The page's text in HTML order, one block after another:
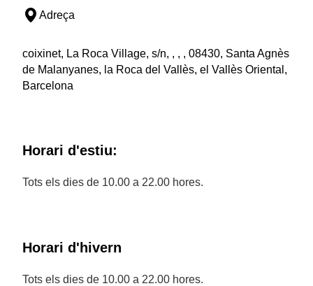
Adreça
coixinet, La Roca Village, s/n, , , , 08430, Santa Agnès
de Malanyanes, la Roca del Vallès, el Vallès Oriental,
Barcelona
Horari d'estiu:
Tots els dies de 10.00 a 22.00 hores.
Horari d'hivern
Tots els dies de 10.00 a 22.00 hores.